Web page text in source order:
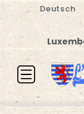
Deutsch